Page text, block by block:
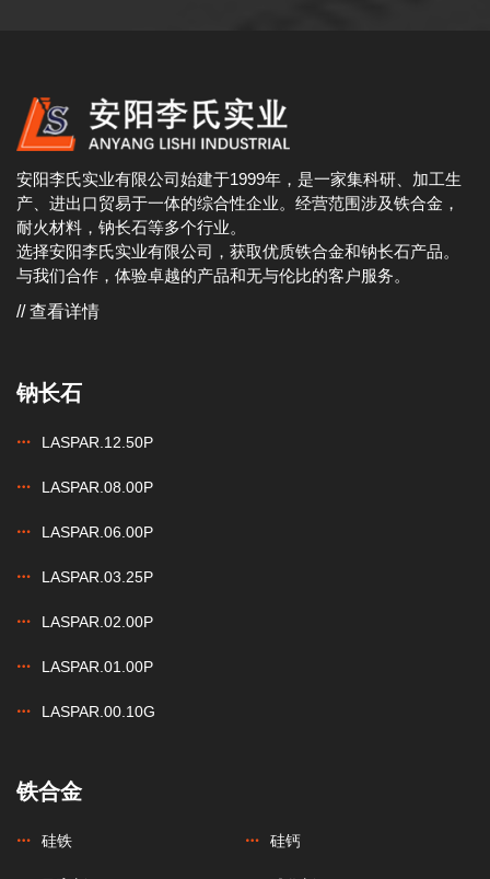
安阳李氏实业有限公司始建于1999年，是一家集科研、加工生
产、进出口贸易于一体的综合性企业。经营范围涉及铁合金，
耐火材料，钠长石等多个行业。
选择安阳李氏实业有限公司，获取优质铁合金和钠长石产品。
与我们合作，体验卓越的产品和无与伦比的客户服务。
// 查看详情
钠长石
LASPAR.12.50P
LASPAR.08.00P
LASPAR.06.00P
LASPAR.03.25P
LASPAR.02.00P
LASPAR.01.00P
LASPAR.00.10G
铁合金
硅铁 硅钙